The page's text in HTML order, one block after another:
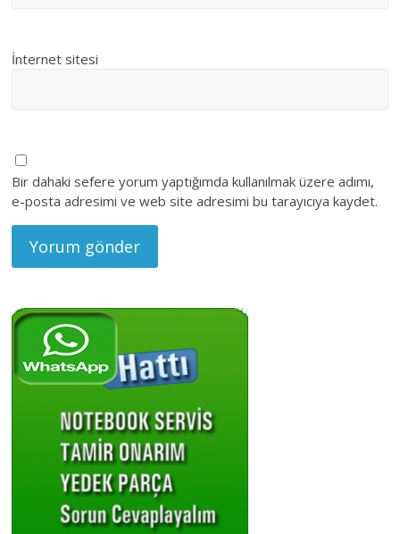
İnternet sitesi
Bir dahaki sefere yorum yaptığımda kullanılmak üzere adımı,
e-posta adresimi ve web site adresimi bu tarayıcıya kaydet.